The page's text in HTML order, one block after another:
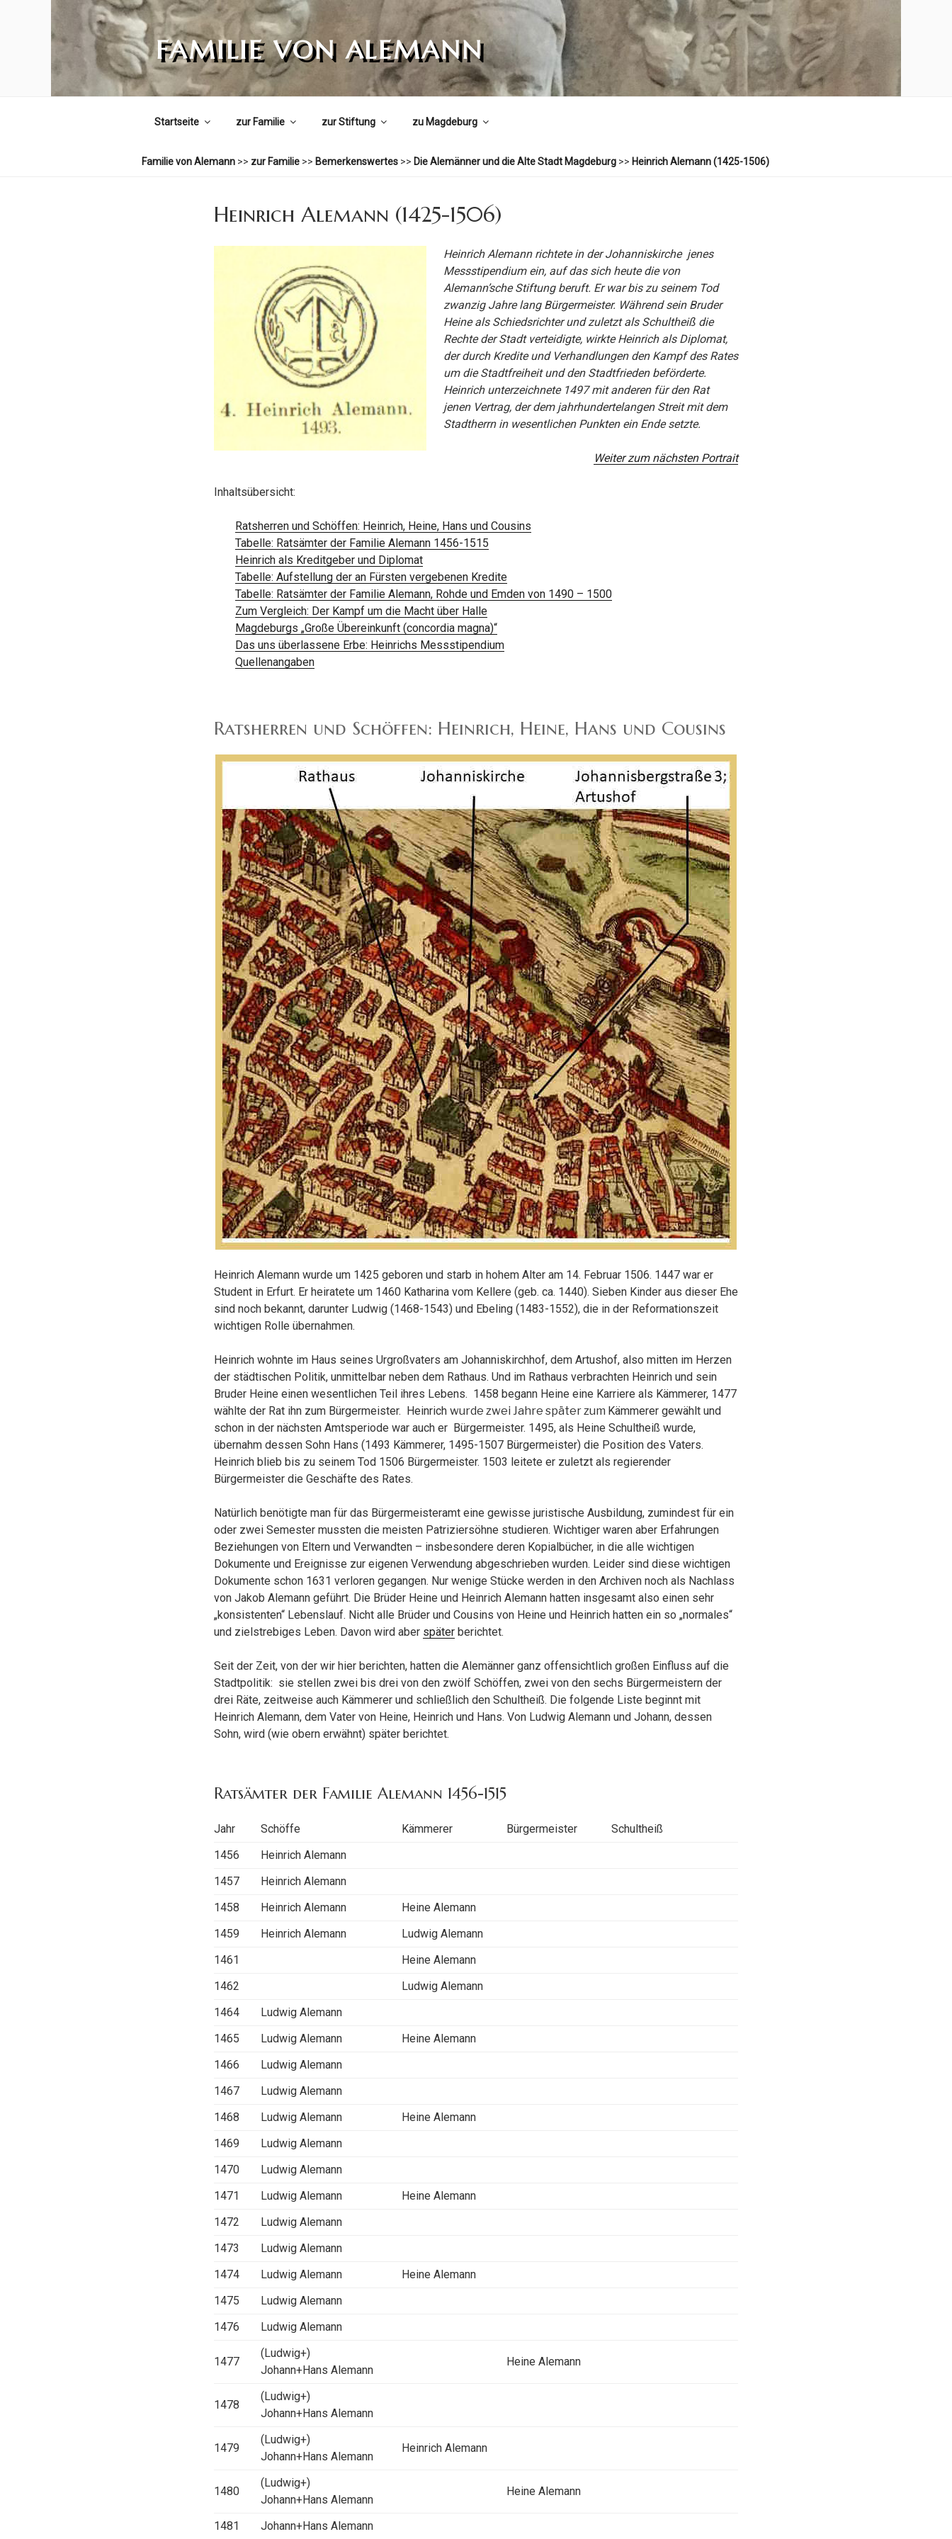
FAMILIE VON ALEMANN
Startseite zur Familie zur Stiftung zu Magdeburg
Familie von Alemann >> zur Familie >> Bemerkenswertes >> Die Alemänner und die Alte Stadt Magdeburg >> Heinrich Alemann (1425-1506)
Heinrich Alemann (1425-1506)
Heinrich Alemann richtete in der Johanniskirche jenes
Messstipendium ein, auf das sich heute die von
Alemann’sche Stiftung beruft. Er war bis zu seinem Tod
zwanzig Jahre lang Bürgermeister. Während sein Bruder
Heine als Schiedsrichter und zuletzt als Schultheiß die
Rechte der Stadt verteidigte, wirkte Heinrich als Diplomat,
der durch Kredite und Verhandlungen den Kampf des Rates
um die Stadtfreiheit und den Stadtfrieden beförderte.
Heinrich unterzeichnete 1497 mit anderen für den Rat
jenen Vertrag, der dem jahrhundertelangen Streit mit dem
Stadtherrn in wesentlichen Punkten ein Ende setzte.
Weiter zum nächsten Portrait
Inhaltsübersicht:
Ratsherren und Schöffen: Heinrich, Heine, Hans und Cousins
Tabelle: Ratsämter der Familie Alemann 1456-1515
Heinrich als Kreditgeber und Diplomat
Tabelle: Aufstellung der an Fürsten vergebenen Kredite
Tabelle: Ratsämter der Familie Alemann, Rohde und Emden von 1490 – 1500
Zum Vergleich: Der Kampf um die Macht über Halle
Magdeburgs „Große Übereinkunft (concordia magna)“
Das uns überlassene Erbe: Heinrichs Messstipendium
Quellenangaben
Ratsherren und Schöffen: Heinrich, Heine, Hans und Cousins
Heinrich Alemann wurde um 1425 geboren und starb in hohem Alter am 14. Februar 1506. 1447 war er
Student in Erfurt. Er heiratete um 1460 Katharina vom Kellere (geb. ca. 1440). Sieben Kinder aus dieser Ehe
sind noch bekannt, darunter Ludwig (1468-1543) und Ebeling (1483-1552), die in der Reformationszeit
wichtigen Rolle übernahmen.
Heinrich wohnte im Haus seines Urgroßvaters am Johanniskirchhof, dem Artushof, also mitten im Herzen
der städtischen Politik, unmittelbar neben dem Rathaus. Und im Rathaus verbrachten Heinrich und sein
Bruder Heine einen wesentlichen Teil ihres Lebens. 1458 begann Heine eine Karriere als Kämmerer, 1477
wählte der Rat ihn zum Bürgermeister. Heinrich wurde zwei Jahre später zum Kämmerer gewählt und
schon in der nächsten Amtsperiode war auch er Bürgermeister. 1495, als Heine Schultheiß wurde,
übernahm dessen Sohn Hans (1493 Kämmerer, 1495-1507 Bürgermeister) die Position des Vaters.
Heinrich blieb bis zu seinem Tod 1506 Bürgermeister. 1503 leitete er zuletzt als regierender
Bürgermeister die Geschäfte des Rates.
Natürlich benötigte man für das Bürgermeisteramt eine gewisse juristische Ausbildung, zumindest für ein
oder zwei Semester mussten die meisten Patriziersöhne studieren. Wichtiger waren aber Erfahrungen
Beziehungen von Eltern und Verwandten – insbesondere deren Kopialbücher, in die alle wichtigen
Dokumente und Ereignisse zur eigenen Verwendung abgeschrieben wurden. Leider sind diese wichtigen
Dokumente schon 1631 verloren gegangen. Nur wenige Stücke werden in den Archiven noch als Nachlass
von Jakob Alemann geführt. Die Brüder Heine und Heinrich Alemann hatten insgesamt also einen sehr
„konsistenten“ Lebenslauf. Nicht alle Brüder und Cousins von Heine und Heinrich hatten ein so „normales“
und zielstrebiges Leben. Davon wird aber später berichtet.
Seit der Zeit, von der wir hier berichten, hatten die Alemänner ganz offensichtlich großen Einfluss auf die
Stadtpolitik: sie stellen zwei bis drei von den zwölf Schöffen, zwei von den sechs Bürgermeistern der
drei Räte, zeitweise auch Kämmerer und schließlich den Schultheiß. Die folgende Liste beginnt mit
Heinrich Alemann, dem Vater von Heine, Heinrich und Hans. Von Ludwig Alemann und Johann, dessen
Sohn, wird (wie obern erwähnt) später berichtet.
Ratsämter der Familie Alemann 1456-1515
Jahr Schöffe Kämmerer Bürgermeister
Schultheiß
1456
Heinrich Alemann
1457
Heinrich Alemann
1458
Heinrich Alemann
Heine Alemann
1459
Heinrich Alemann
Ludwig Alemann
1461
Heine Alemann
1462
Ludwig Alemann
1464
Ludwig Alemann
1465
Ludwig Alemann
Heine Alemann
1466
Ludwig Alemann
1467
Ludwig Alemann
1468
Ludwig Alemann
Heine Alemann
1469
Ludwig Alemann
1470
Ludwig Alemann
1471
Ludwig Alemann
Heine Alemann
1472
Ludwig Alemann
1473
Ludwig Alemann
1474
Ludwig Alemann
Heine Alemann
1475
Ludwig Alemann
1476
Ludwig Alemann
1477
(Ludwig+)
Johann+Hans Alemann
Heine Alemann
1478
(Ludwig+)
Johann+Hans Alemann
1479
(Ludwig+)
Johann+Hans Alemann
Heinrich Alemann
1480
(Ludwig+)
Johann+Hans Alemann
Heine Alemann
1481 Johann+Hans Alemann